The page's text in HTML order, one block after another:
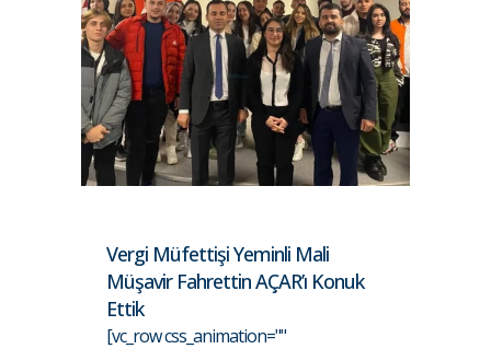
Vergi Müfettişi Yeminli Mali
Müşavir Fahrettin AÇAR’ı Konuk
Ettik
[vc_row css_animation=""